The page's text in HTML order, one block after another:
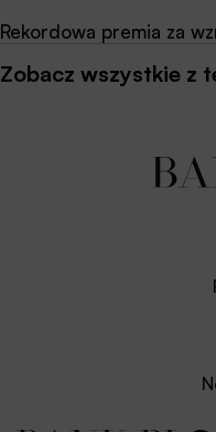
Rekordowa premia za
Zobacz wszystkie z